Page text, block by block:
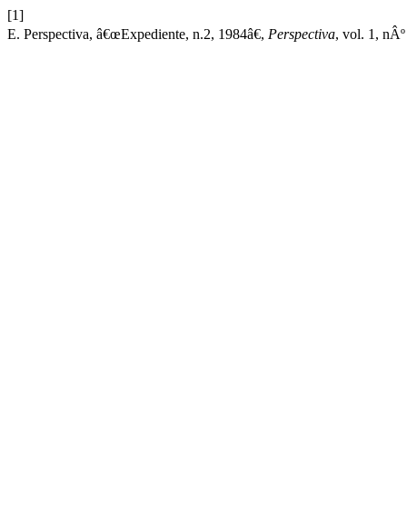
[1]
E. Perspectiva, â€œExpediente, n.2, 1984â€, Perspectiva, vol. 1,